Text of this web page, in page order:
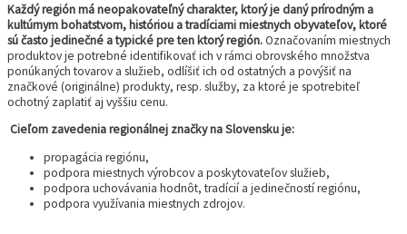
Každý región má neopakovateľný charakter, ktorý je daný prírodným a
kultúrnym bohatstvom, históriou a tradíciami miestnych obyvateľov, ktoré
sú často jedinečné a typické pre ten ktorý región.Označovaním miestnych
produktov je potrebné identifikovať ich v rámci obrovského množstva
ponúkaných tovarov a služieb, odlíšiť ich od ostatných a povýšiť na
značkové (originálne) produkty, resp. služby, za ktoré je spotrebiteľ
ochotný zaplatiť aj vyššiu cenu.
Cieľom zavedenia regionálnej značky na Slovensku je:
propagácia regiónu,
podpora miestnych výrobcov a poskytovateľov služieb,
podpora uchovávania hodnôt, tradícií a jedinečností regiónu,
podpora využívania miestnych zdrojov.